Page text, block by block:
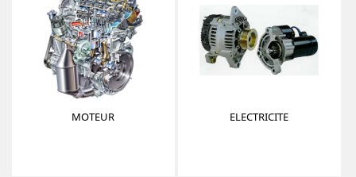
MOTEUR ELECTRICITE